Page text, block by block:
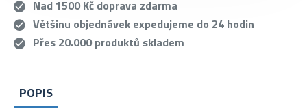
Nad 1500 Kč doprava zdarma
Většinu objednávek expedujeme do 24 hodin
Přes 20.000 produktů skladem
POPIS